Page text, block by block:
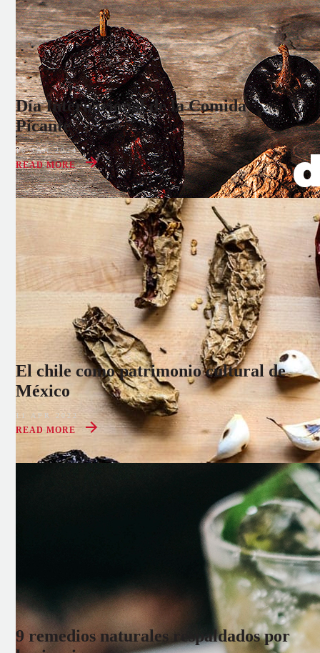
Día Internacional de la Comida
Picante
16 JAN 2024
READ MORE
El chile como patrimonio cultural de
México
11 APR 2022
READ MORE
9 remedios naturales respaldados por